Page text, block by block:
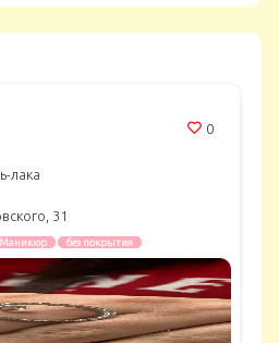
0
лака
31
Маникюр без покрытия